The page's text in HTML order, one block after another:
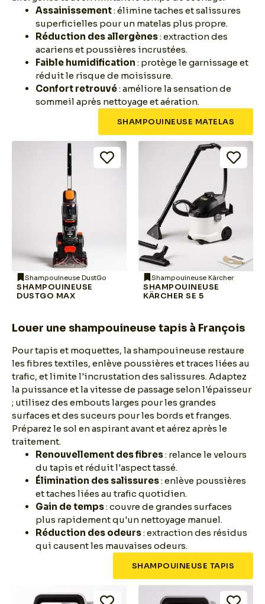
Assainissement: élimine taches et salissures
superficielles pour un matelas plus propre.
Réduction des allergènes: extraction des
acariens et poussières incrustées.
Faible humidification : protège le garnissage et
réduit le risque de moisissure.
Confort retrouvé: améliore la sensation de
sommeil après nettoyage et aération.
SHAMPOUINEUSE MATELAS
Shampouineuse DustGo
SHAMPOUINEUSE
DUSTGO MAX
Shampouineuse Kärcher
SHAMPOUINEUSE
KÄRCHER SE 5
Louer une shampouineuse tapis à François
Pour tapis et moquettes, la shampouineuse restaure
les fibres textiles, enlève poussières et traces liées au
trafic, et limite l'incrustation des salissures. Adaptez
la puissance et la vitesse de passage selon l'épaisseur
; utilisez des embouts larges pour les grandes
surfaces et des suceurs pour les bords et franges.
Préparez le sol en aspirant avant et aérez après le
traitement.
Renouvellement des fibres: relance le velours
du tapis et réduit l'aspect tassé.
Élimination des salissures: enlève poussières
et taches liées au trafic quotidien.
Gain de temps: couvre de grandes surfaces
plus rapidement qu'un nettoyage manuel.
Réduction des odeurs: extraction des résidus
qui causent les mauvaises odeurs.
SHAMPOUINEUSE TAPIS